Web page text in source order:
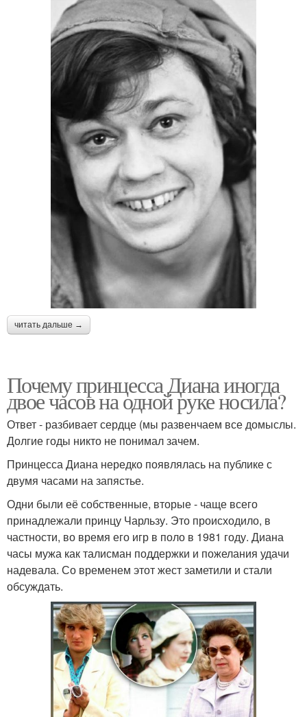
читать дальше →
Почему принцесса Диана иногда
двое часов на одной руке носила?
Ответ - разбивает сердце (мы развенчаем все домыслы.
Долгие годы никто не понимал зачем.
Принцесса Диана нередко появлялась на публике с
двумя часами на запястье.
Одни были её собственные, вторые - чаще всего
принадлежали принцу Чарльзу. Это происходило, в
частности, во время его игр в поло в 1981 году. Диана
часы мужа как талисман поддержки и пожелания удачи
надевала. Со временем этот жест заметили и стали
обсуждать.